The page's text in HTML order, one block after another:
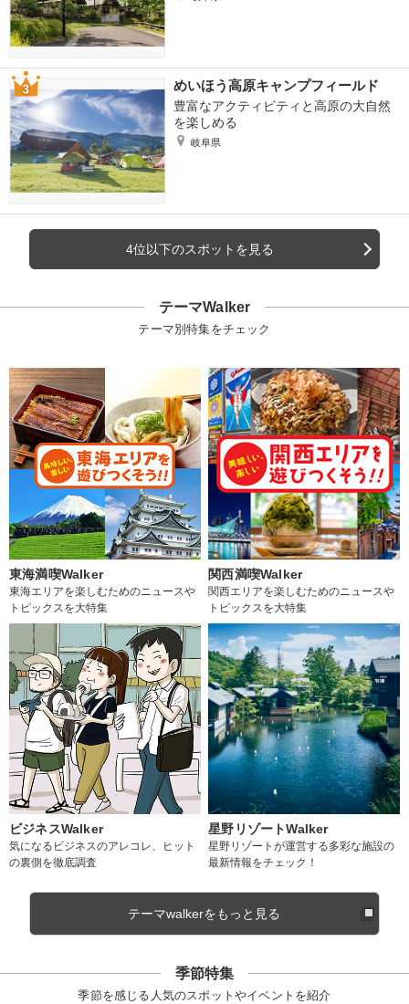
めいほう高原キャンプフィールド
豊富なアクティビティと高原の大自然
を楽しめる
岐阜県
4位以下のスポットを見る
テーマWalker
テーマ別特集をチェック
東海満喫Walker
東海エリアを楽しむためのニュースや
トピックスを大特集
関西満喫Walker
関西エリアを楽しむためのニュースや
トピックスを大特集
ビジネスWalker
気になるビジネスのアレコレ、ヒット
の裏側を徹底調査
星野リゾートWalker
星野リゾートが運営する多彩な施設の
最新情報をチェック！
テーマwalkerをもっと見る
季節特集
季節を感じる人気のスポットやイベントを紹介